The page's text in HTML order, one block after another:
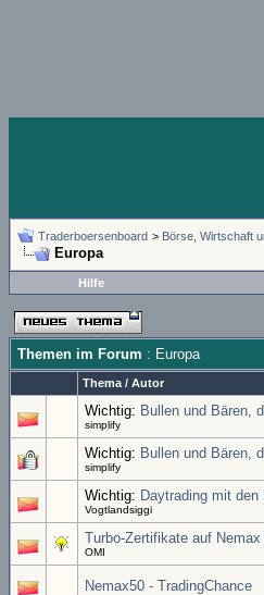
Traderboersenboard > Börse, Wirtschaft
Europa
Hilfe
Themen im Forum : Europa
Thema / Autor
Wichtig: Bullen und Bären,
simplify
Wichtig: Bullen und Bären,
simplify
Wichtig: Daytrading mit den
Vogtlandsiggi
Turbo-Zertifikate auf Nemax
OMI
Nemax50 - TradingChance